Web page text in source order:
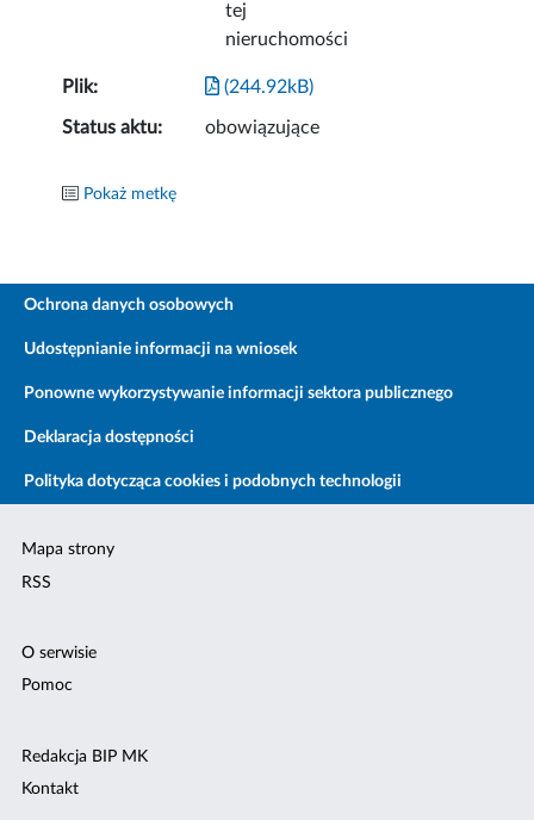
tej
nieruchomości
Plik: (244.92kB)
Status aktu: obowiązujące
Pokaż metkę
Ochrona danych osobowych
Udostępnianie informacji na wniosek
Ponowne wykorzystywanie informacji sektora publicznego
Deklaracja dostępności
Polityka dotycząca cookies i podobnych technologii
Mapa strony
RSS
O serwisie
Pomoc
Redakcja BIP MK
Kontakt